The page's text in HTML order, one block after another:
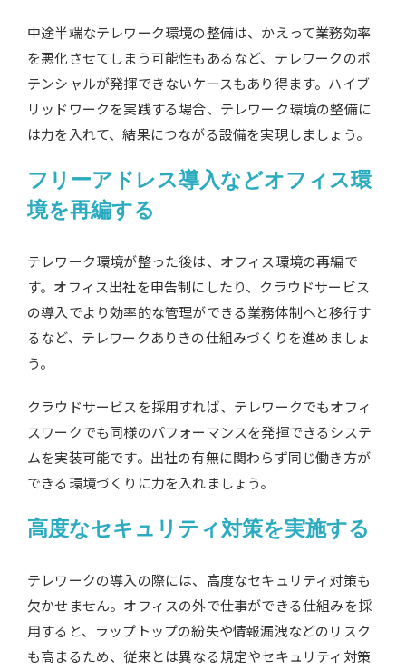
中途半端なテレワーク環境の整備は、かえって業務効率
を悪化させてしまう可能性もあるなど、テレワークのポ
テンシャルが発揮できないケースもあり得ます。ハイブ
リッドワークを実践する場合、テレワーク環境の整備に
は力を入れて、結果につながる設備を実現しましょう。
フリーアドレス導入などオフィス環
境を再編する
テレワーク環境が整った後は、オフィス環境の再編で
す。オフィス出社を申告制にしたり、クラウドサービス
の導入でより効率的な管理ができる業務体制へと移行す
るなど、テレワークありきの仕組みづくりを進めましょ
う。
クラウドサービスを採用すれば、テレワークでもオフィ
スワークでも同様のパフォーマンスを発揮できるシステ
ムを実装可能です。出社の有無に関わらず同じ働き方が
できる環境づくりに力を入れましょう。
高度なセキュリティ対策を実施する
テレワークの導入の際には、高度なセキュリティ対策も
欠かせません。オフィスの外で仕事ができる仕組みを採
用すると、ラップトップの紛失や情報漏洩などのリスク
も高まるため、従来とは異なる規定やセキュリティ対策